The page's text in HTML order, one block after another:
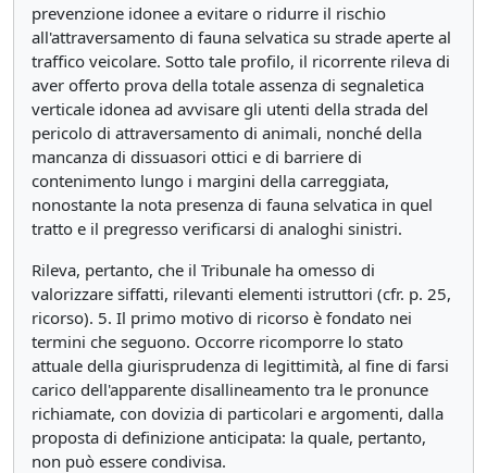
prevenzione idonee a evitare o ridurre il rischio
all'attraversamento di fauna selvatica su strade aperte al
traffico veicolare. Sotto tale profilo, il ricorrente rileva di
aver offerto prova della totale assenza di segnaletica
verticale idonea ad avvisare gli utenti della strada del
pericolo di attraversamento di animali, nonché della
mancanza di dissuasori ottici e di barriere di
contenimento lungo i margini della carreggiata,
nonostante la nota presenza di fauna selvatica in quel
tratto e il pregresso verificarsi di analoghi sinistri.
Rileva, pertanto, che il Tribunale ha omesso di
valorizzare siffatti, rilevanti elementi istruttori (cfr. p. 25,
ricorso). 5. Il primo motivo di ricorso è fondato nei
termini che seguono. Occorre ricomporre lo stato
attuale della giurisprudenza di legittimità, al fine di farsi
carico dell'apparente disallineamento tra le pronunce
richiamate, con dovizia di particolari e argomenti, dalla
proposta di definizione anticipata: la quale, pertanto,
non può essere condivisa.